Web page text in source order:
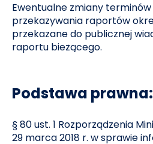
Ewentualne zmiany
przekazywania raportów
przekazane do publicznej
raportu bieżącego.
Podstawa prawna:
§ 80 ust. 1 Rozporządzenia
29 marca 2018 r. w sprawie